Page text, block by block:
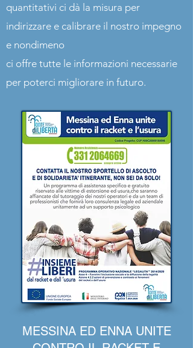
quantitativi ci dà la misura per
indirizzare e calibrare il nostro impegno
e nondimeno
ci offre tutte le informazioni necessarie
per poterci migliorare in futuro.
MESSINA ED ENNA UNITE